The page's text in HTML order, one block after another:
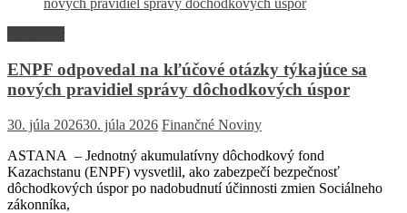
ENPF odpovedal na kľúčové otázky týkajúce sa
nových pravidiel správy dôchodkových úspor
30. júla 202630. júla 2026 Finančné Noviny
ASTANA – Jednotný akumulatívny dôchodkový fond
Kazachstanu (ENPF) vysvetlil, ako zabezpečí bezpečnosť
dôchodkových úspor po nadobudnutí účinnosti zmien Sociálneho
zákonníka,